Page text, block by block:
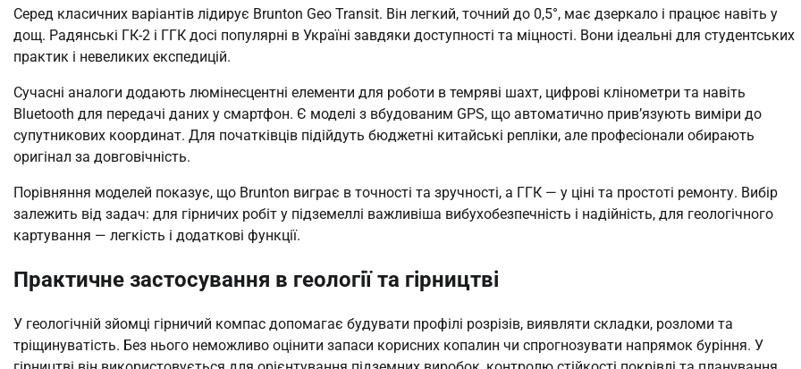
Серед класичних варіантів лідирує Brunton Geo Transit. Він легкий, точний до 0,5°, має дзеркало і працює навіть у
дощ. Радянські ГК-2 і ГГК досі популярні в Україні завдяки доступності та міцності. Вони ідеальні для студентських
практик і невеликих експедицій.
Сучасні аналоги додають люмінесцентні елементи для роботи в темряві шахт, цифрові клінометри та навіть
Bluetooth для передачі даних у смартфон. Є моделі з вбудованим GPS, що автоматично прив’язують виміри до
супутникових координат. Для початківців підійдуть бюджетні китайські репліки, але професіонали обирають
оригінал за довговічність.
Порівняння моделей показує, що Brunton виграє в точності та зручності, а ГГК — у ціні та простоті ремонту. Вибір
залежить від задач: для гірничих робіт у підземеллі важливіша вибухобезпечність і надійність, для геологічного
картування — легкість і додаткові функції.
Практичне застосування в геології та гірництві
У геологічній зйомці гірничий компас допомагає будувати профілі розрізів, виявляти складки, розломи та
тріщинуватість. Без нього неможливо оцінити запаси корисних копалин чи спрогнозувати напрямок буріння. У